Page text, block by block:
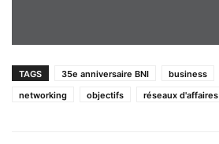
TAGS 35e anniversaire BNI business
networking
objectifs réseaux d'affaires